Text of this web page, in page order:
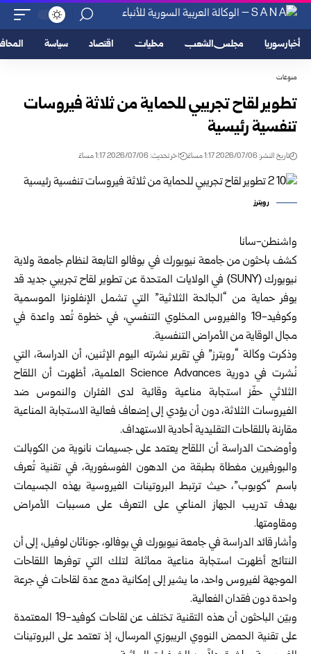
أخبار سوريا مجلس الشعب محليات اقتصاد سياسة
منوعات
تطوير لقاح تجريبي للحماية من ثلاثة فيروسات
تنفسية رئيسية
تاريخ النشر: 2026/07/06 1:17 مساءً اخر تحديث: 2026/07/06 1:17 مساءً
رويترز
واشنطن-سانا
كشف باحثون من جامعة نيويورك في بوفالو التابعة لنظام جامعة ولاية
نيويورك (SUNY) في الولايات المتحدة عن تطوير لقاح تجريبي جديد قد
يوفر حماية من “الجائحة الثلاثية” التي تشمل الإنفلونزا الموسمية
وكوفيد-19 والفيروس المخلوي التنفسي، في خطوة تُعد واعدة في
مجال الوقاية من الأمراض التنفسية.
وذكرت وكالة “رويترز” في تقرير نشرته اليوم الإثنين، أن الدراسة، التي
نُشرت في دورية Science Advances العلمية، أظهرت أن اللقاح
الثلاثي حفّز استجابة مناعية وقائية لدى الفئران والنموس ضد
الفيروسات الثلاثة، دون أن يؤدي إلى إضعاف فعالية الاستجابة المناعية
مقارنة باللقاحات التقليدية أحادية الاستهداف.
وأوضحت الدراسة أن اللقاح يعتمد على جسيمات نانوية من الكوبالت
والبورفيرين مغطاة بطبقة من الدهون الفوسفورية، في تقنية تُعرف
باسم “كوبوب”، حيث ترتبط البروتينات الفيروسية بهذه الجسيمات
بهدف تدريب الجهاز المناعي على التعرف على مسببات الأمراض
ومقاومتها.
وأشار قائد الدراسة في جامعة نيويورك في بوفالو، جوناثان لوفيل، إلى أن
النتائج أظهرت استجابة مناعية مماثلة لتلك التي توفرها اللقاحات
الموجهة لفيروس واحد، ما يشير إلى إمكانية دمج عدة لقاحات في جرعة
واحدة دون فقدان الفعالية.
وبيّن الباحثون أن هذه التقنية تختلف عن لقاحات كوفيد-19 المعتمدة
على تقنية الحمض النووي الريبوزي المرسال، إذ تعتمد على البروتينات